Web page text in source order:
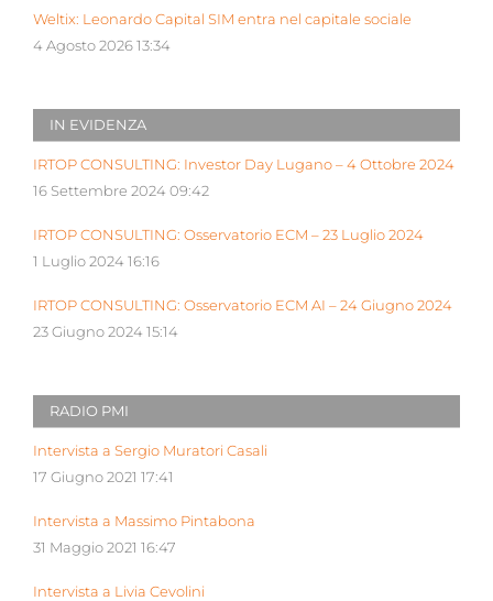
Weltix: Leonardo Capital SIM entra nel capitale sociale
4 Agosto 2026 13:34
IN EVIDENZA
IRTOP CONSULTING: Investor Day Lugano – 4 Ottobre 2024
16 Settembre 2024 09:42
IRTOP CONSULTING: Osservatorio ECM – 23 Luglio 2024
1 Luglio 2024 16:16
IRTOP CONSULTING: Osservatorio ECM AI – 24 Giugno 2024
23 Giugno 2024 15:14
RADIO PMI
Intervista a Sergio Muratori Casali
17 Giugno 2021 17:41
Intervista a Massimo Pintabona
31 Maggio 2021 16:47
Intervista a Livia Cevolini